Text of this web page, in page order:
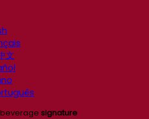
文
signature